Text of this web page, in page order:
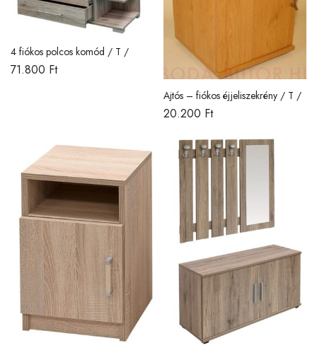
4 fiókos polcos komód / T /
71.800 Ft
Ajtós – fiókos éjjeliszekrény / T /
20.200 Ft